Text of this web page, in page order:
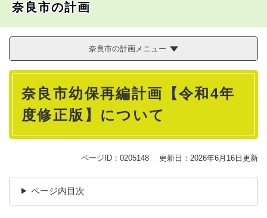
奈良市の計画
奈良市の計画メニュー
本
奈良市幼保再編計画【令和4年
度修正版】について
ページID：0205148 更新日：2026年6月16日更新
ページ内目次